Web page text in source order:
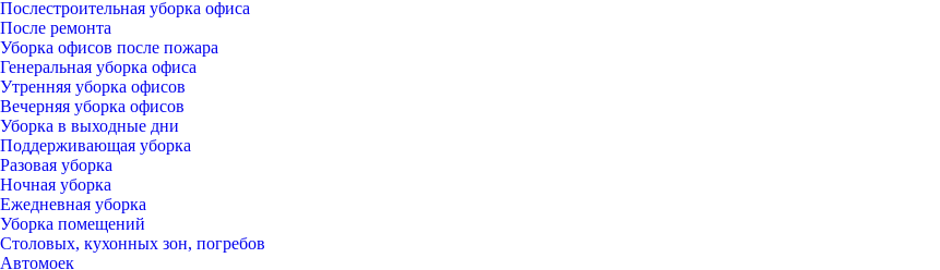
Послестроительная уборка офиса
После ремонта
Уборка офисов после пожара
Генеральная уборка офиса
Утренняя уборка офисов
Вечерняя уборка офисов
Уборка в выходные дни
Поддерживающая уборка
Разовая уборка
Ночная уборка
Ежедневная уборка
Уборка помещений
Столовых, кухонных зон, погребов
Автомоек